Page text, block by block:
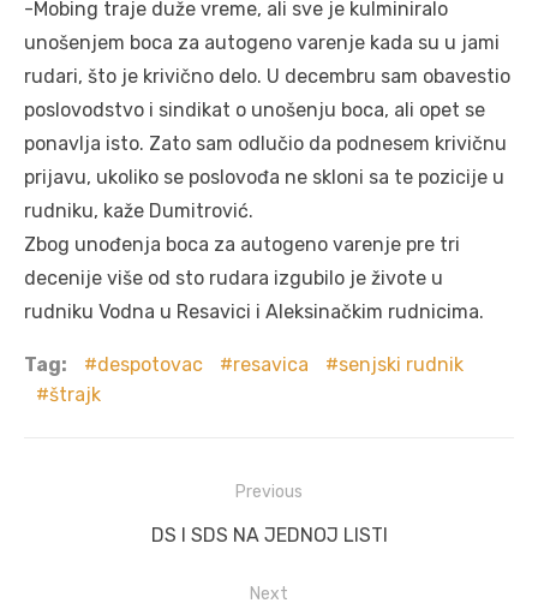
-Mobing traje duže vreme, ali sve je kulminiralo
unošenjem boca za autogeno varenje kada su u jami
rudari, što je krivično delo. U decembru sam obavestio
poslovodstvo i sindikat o unošenju boca, ali opet se
ponavlja isto. Zato sam odlučio da podnesem krivičnu
prijavu, ukoliko se poslovođa ne skloni sa te pozicije u
rudniku, kaže Dumitrović.
Zbog unođenja boca za autogeno varenje pre tri
decenije više od sto rudara izgubilo je živote u
rudniku Vodna u Resavici i Aleksinačkim rudnicima.
Tag: despotovac resavica
senjski rudnik
štrajk
navigation
Previous
Previous
DS I SDS NA JEDNOJ LISTI
Next